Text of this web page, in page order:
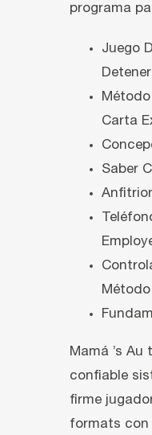
programa
Juego
Carta
Saber
Mamá ’s
confiable
firme
formats con